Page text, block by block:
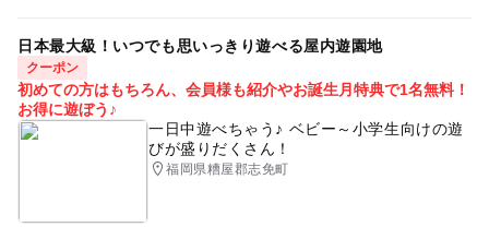
日本最大級！いつでも思いっきり遊べる屋内遊園地
クーポン
初めての方はもちろん、会員様も紹介やお誕生月特典で1名無料！
お得に遊ぼう♪
一日中遊べちゃう♪ ベビー～小学生向けの遊
びが盛りだくさん！
福岡県糟屋郡志免町